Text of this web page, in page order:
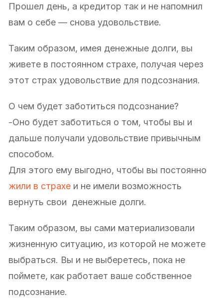
Прошел день, а кредитор так и не напомнил
вам о себе — снова удовольствие.
Таким образом, имея денежные долги, вы
живете в постоянном страхе, получая через
этот страх удовольствие для подсознания.
О чем будет заботиться подсознание?
-Оно будет заботиться о том, чтобы вы и
дальше получали удовольствие привычным
способом.
Для этого ему выгодно, чтобы вы постоянно
жили в страхе и не имели возможность
вернуть свои денежные долги.
Таким образом, вы сами материализовали
жизненную ситуацию, из которой не можете
выбраться. Вы и не выберетесь, пока не
поймете, как работает ваше собственное
подсознание.